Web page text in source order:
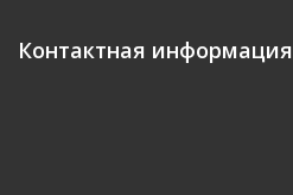
Контактная информация